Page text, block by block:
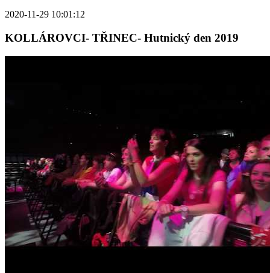
2020-11-29 10:01:12
KOLLÁROVCI- TŘINEC- Hutnický den 2019